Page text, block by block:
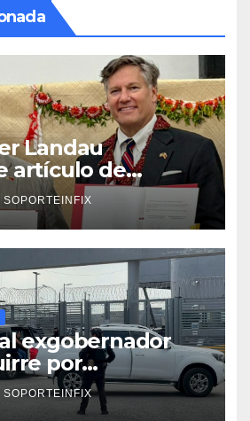
Landau
artículo de
sobre visita a
SOPORTEINFIX
exgobernador
por
de la justicia en
SOPORTEINFIX